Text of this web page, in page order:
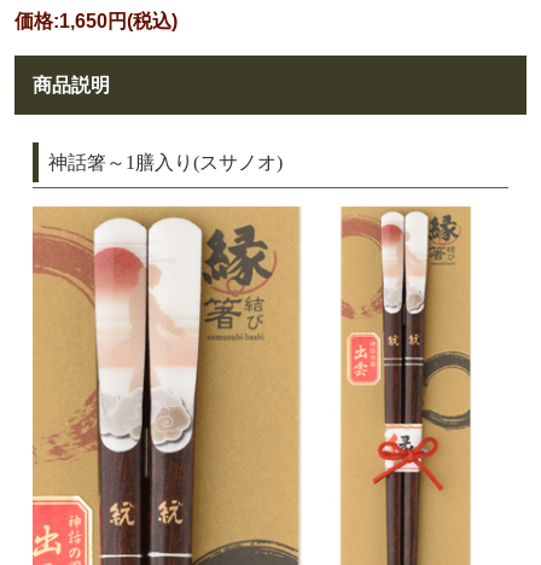
価格:1,650円(税込)
商品説明
神話箸～1膳入り(スサノオ)